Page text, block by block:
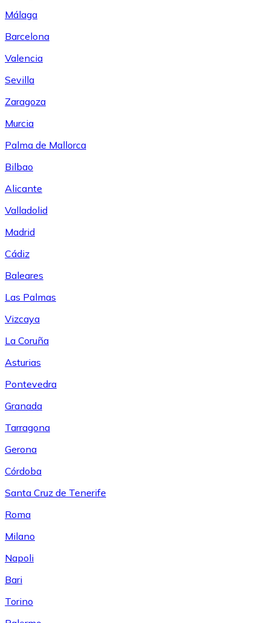
Málaga
Barcelona
Valencia
Sevilla
Zaragoza
Murcia
Palma de Mallorca
Bilbao
Alicante
Valladolid
Madrid
Cádiz
Baleares
Las Palmas
Vizcaya
La Coruña
Asturias
Pontevedra
Granada
Tarragona
Gerona
Córdoba
Santa Cruz de Tenerife
Roma
Milano
Napoli
Bari
Torino